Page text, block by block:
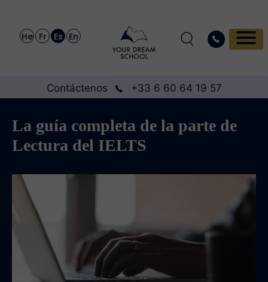
He Fr Es En
Contáctenos +33 6 60 64 19 57
La guía completa de la parte de
Lectura del IELTS